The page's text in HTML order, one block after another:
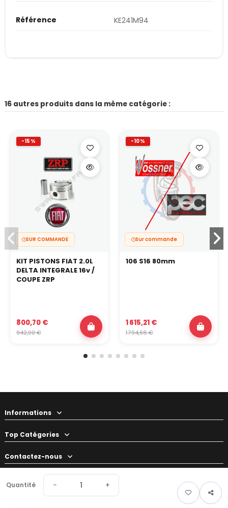
Quantité − +
Référence KE241M94
16 autres produits dans la même catégorie :
-15%
SUR COMMANDE
KIT PISTONS FIAT 2.0L
DELTA INTEGRALE 16v /
COUPE ZRP
800,70 €
942,00 €
-10%
Sur commande
106 S16 80mm
1 615,21 €
1 794,68 €
Informations
Top Catégories
Contactez-nous
Votre préparateur